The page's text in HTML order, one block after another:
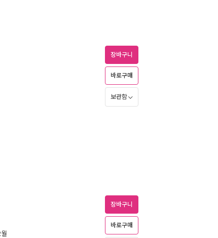
장바구니
바로구매
보관함
장바구니
바로구매